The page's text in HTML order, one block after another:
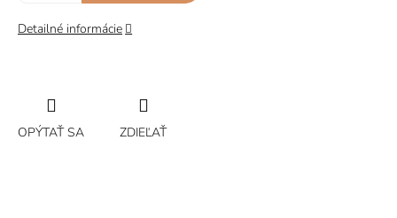
Detailné informácie
OPÝTAŤ SA ZDIEĽAŤ